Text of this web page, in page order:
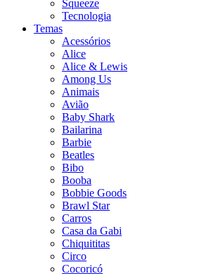
Squeeze
Tecnologia
Temas
Acessórios
Alice
Alice & Lewis
Among Us
Animais
Avião
Baby Shark
Bailarina
Barbie
Beatles
Bibo
Booba
Bobbie Goods
Brawl Star
Carros
Casa da Gabi
Chiquititas
Circo
Cocoricó